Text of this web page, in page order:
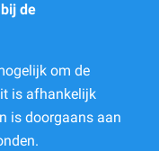
de
om de
is afhankelijk
is doorgaans aan